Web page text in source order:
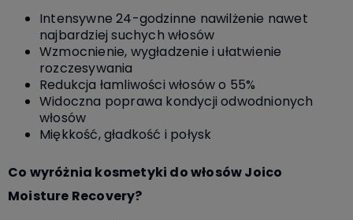
Intensywne 24-godzinne nawilżenie nawet
najbardziej suchych włosów
Wzmocnienie, wygładzenie i ułatwienie
rozczesywania
Redukcja łamliwości włosów o 55%
Widoczna poprawa kondycji odwodnionych
włosów
Miękkość, gładkość i połysk
Co wyróżnia kosmetyki do włosów Joico
Moisture Recovery?